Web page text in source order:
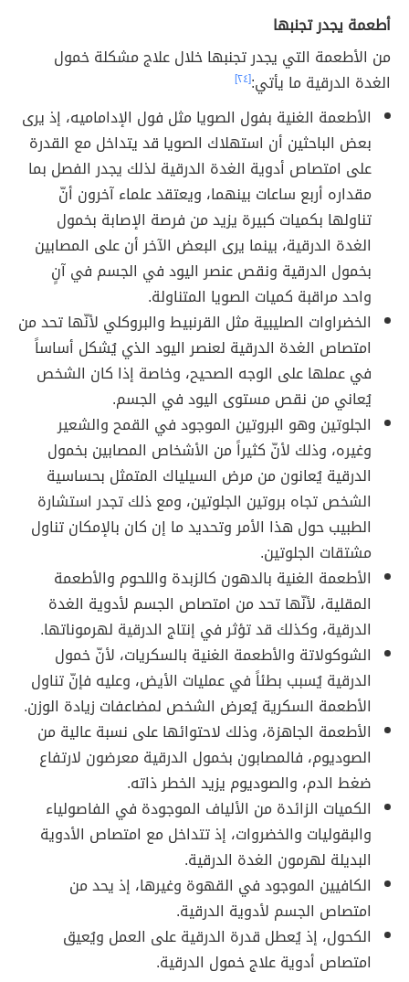
أطعمة يجدر تجنبها
من الأطعمة التي يجدر تجنبها خلال علاج مشكلة خمول
الغدة الدرقية ما يأتي:[٢٤]
الأطعمة الغنية بفول الصويا مثل فول الإداماميه، إذ يرى
بعض الباحثين أن استهلاك الصويا قد يتداخل مع القدرة
على امتصاص أدوية الغدة الدرقية لذلك يجدر الفصل بما
مقداره أربع ساعات بينهما، ويعتقد علماء آخرون أنّ
تناولها بكميات كبيرة يزيد من فرصة الإصابة بخمول
الغدة الدرقية، بينما يرى البعض الآخر أن على المصابين
بخمول الدرقية ونقص عنصر اليود في الجسم في آنٍ
واحد مراقبة كميات الصويا المتناولة.
الخضراوات الصليبية مثل القرنبيط والبروكلي لأنّها تحد من
امتصاص الغدة الدرقية لعنصر اليود الذي يُشكل أساساً
في عملها على الوجه الصحيح، وخاصة إذا كان الشخص
يُعاني من نقص مستوى اليود في الجسم.
الجلوتين وهو البروتين الموجود في القمح والشعير
وغيره، وذلك لأنّ كثيراً من الأشخاص المصابين بخمول
الدرقية يُعانون من مرض السيلياك المتمثل بحساسية
الشخص تجاه بروتين الجلوتين، ومع ذلك تجدر استشارة
الطبيب حول هذا الأمر وتحديد ما إن كان بالإمكان تناول
مشتقات الجلوتين.
الأطعمة الغنية بالدهون كالزبدة واللحوم والأطعمة
المقلية، لأنّها تحد من امتصاص الجسم لأدوية الغدة
الدرقية، وكذلك قد تؤثر في إنتاج الدرقية لهرموناتها.
الشوكولاتة والأطعمة الغنية بالسكريات، لأنّ خمول
الدرقية يُسبب بطئاً في عمليات الأيض، وعليه فإنّ تناول
الأطعمة السكرية يُعرض الشخص لمضاعفات زيادة الوزن.
الأطعمة الجاهزة، وذلك لاحتوائها على نسبة عالية من
الصوديوم، فالمصابون بخمول الدرقية معرضون لارتفاع
ضغط الدم، والصوديوم يزيد الخطر ذاته.
الكميات الزائدة من الألياف الموجودة في الفاصولياء
والبقوليات والخضروات، إذ تتداخل مع امتصاص الأدوية
البديلة لهرمون الغدة الدرقية.
الكافيين الموجود في القهوة وغيرها، إذ يحد من
امتصاص الجسم لأدوية الدرقية.
الكحول، إذ يُعطل قدرة الدرقية على العمل ويُعيق
امتصاص أدوية علاج خمول الدرقية.